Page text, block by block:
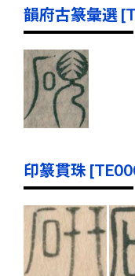
韻府古篆彙選
印篆貫珠